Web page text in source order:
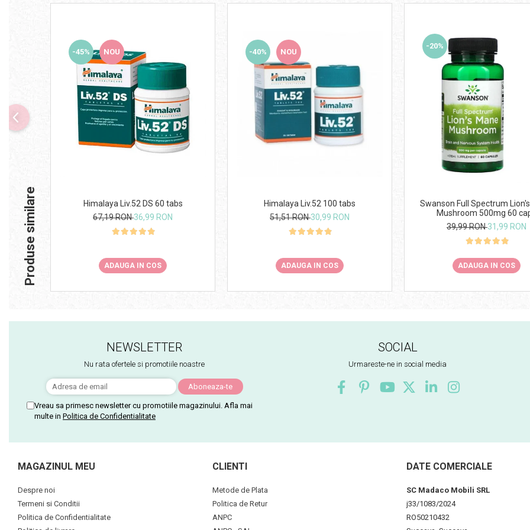
Produse similare
-45% NOU
Himalaya Liv.52 DS 60 tabs
67,19 RON36,99 RON
ADAUGA IN COS
-40% NOU
Himalaya Liv.52 100 tabs
51,51 RON30,99 RON
ADAUGA IN COS
-20%
Swanson Full Spectrum
Mushroom 500mg 60
39,99 RON31,99 RON
ADAUGA IN COS
NEWSLETTER
Nu rata ofertele si promotiile noastre
Vreau sa primesc newsletter cu promotiile magazinului. Afla mai
multe in Politica de Confidentialitate
SOCIAL
Urmareste-ne in social media
MAGAZINUL MEU
Despre noi
Termeni si Conditii
Politica de Confidentialitate
CLIENTI
Metode de Plata
Politica de Retur
ANPC
DATE COMERCIALE
SC Madaco Mobili SRL
j33/1083/2024
RO50210432